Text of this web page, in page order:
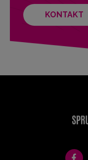
KONTAKT